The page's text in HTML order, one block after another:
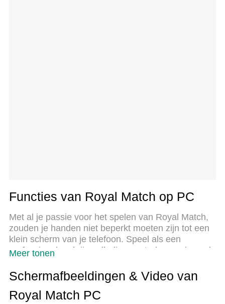
Functies van Royal Match op PC
Met al je passie voor het spelen van Royal Match,
zouden je handen niet beperkt moeten zijn tot een
klein scherm van je telefoon. Speel als een
professional en krijg volledige controle over je spel
je verwacht. Download en speel Royal Match op
PC. Speel zo lang als je wilt, geen beperkingen
meer van batterij, mobiele data en storende
Meer tonen
Schermafbeeldingen & Video van
Royal Match PC